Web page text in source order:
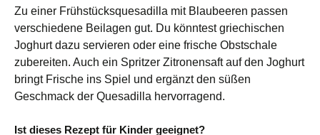
Zu einer Frühstücksquesadilla mit Blaubeeren passen
verschiedene Beilagen gut. Du könntest griechischen
Joghurt dazu servieren oder eine frische Obstschale
zubereiten. Auch ein Spritzer Zitronensaft auf den Joghurt
bringt Frische ins Spiel und ergänzt den süßen
Geschmack der Quesadilla hervorragend.
Ist dieses Rezept für Kinder geeignet?